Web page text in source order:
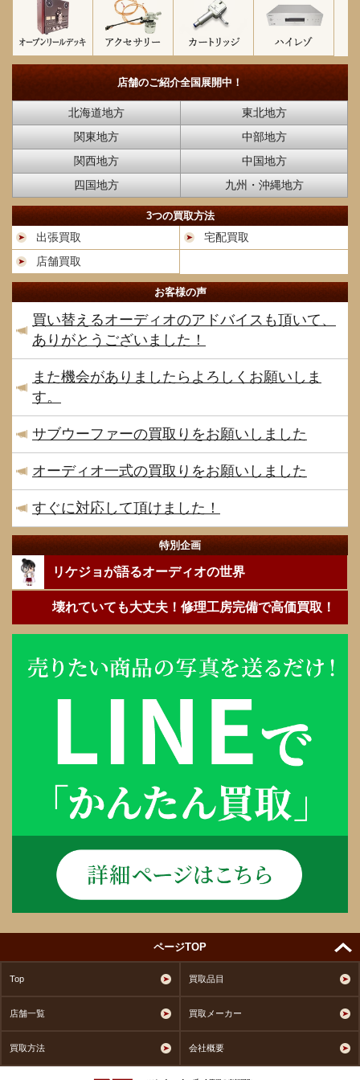
店舗のご紹介全国展開中！
北海道地方
東北地方
関東地方
中部地方
関西地方
中国地方
四国地方
九州・沖縄地方
3つの買取方法
出張買取
宅配買取
店舗買取
お客様の声
買い替えるオーディオのアドバイスも頂いて、
ありがとうございました！
また機会がありましたらよろしくお願いしま
す。
サブウーファーの買取りをお願いしました
オーディオ一式の買取りをお願いしました
すぐに対応して頂けました！
特別企画
リケジョが語るオーディオの世界
壊れていても大丈夫！修理工房完備で高価買取！
ページTOP
Top 買取品目
店舗一覧 買取メーカー
買取方法 会社概要